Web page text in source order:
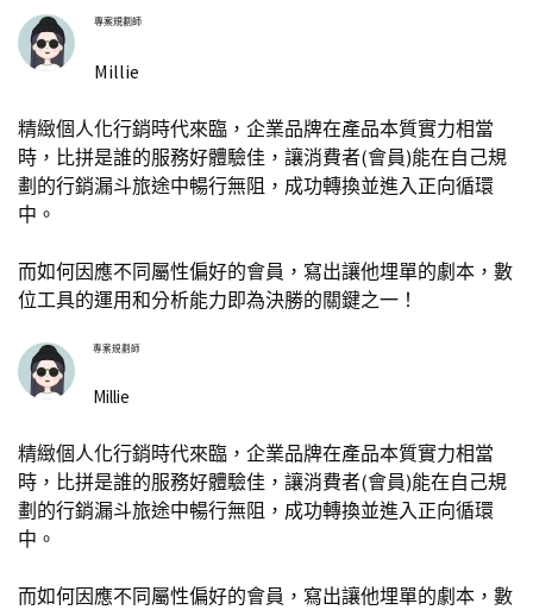
專案規劃師
Millie
精緻個人化行銷時代來臨，企業品牌在產品本質實力相當
時，比拼是誰的服務好體驗佳，讓消費者(會員)能在自己規
劃的行銷漏斗旅途中暢行無阻，成功轉換並進入正向循環
中。
而如何因應不同屬性偏好的會員，寫出讓他埋單的劇本，數
位工具的運用和分析能力即為決勝的關鍵之一！
專案規劃師
Millie
精緻個人化行銷時代來臨，企業品牌在產品本質實力相當
時，比拼是誰的服務好體驗佳，讓消費者(會員)能在自己規
劃的行銷漏斗旅途中暢行無阻，成功轉換並進入正向循環
中。
而如何因應不同屬性偏好的會員，寫出讓他埋單的劇本，數